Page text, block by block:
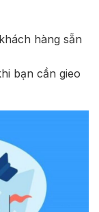
hàng sẵn
bạn cần gieo